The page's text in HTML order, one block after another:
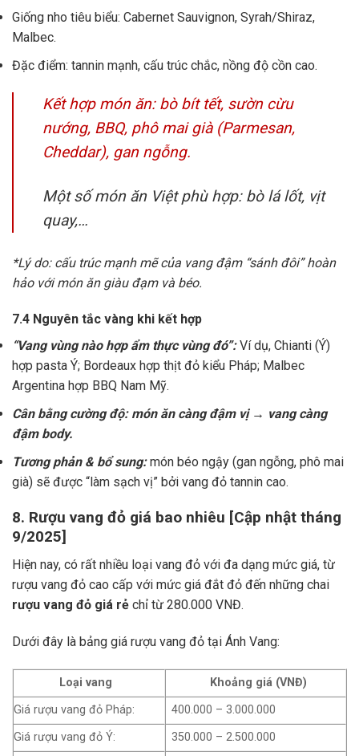
Giống nho tiêu biểu: Cabernet Sauvignon, Syrah/Shiraz,
Malbec.
Đặc điểm: tannin mạnh, cấu trúc chắc, nồng độ cồn cao.
Kết hợp món ăn: bò bít tết, sườn cừu
nướng, BBQ, phô mai già (Parmesan,
Cheddar), gan ngỗng.
Một số món ăn Việt phù hợp: bò lá lốt, vịt
quay,…
*Lý do: cấu trúc mạnh mẽ của vang đậm “sánh đôi” hoàn
hảo với món ăn giàu đạm và béo.
7.4 Nguyên tắc vàng khi kết hợp
“Vang vùng nào hợp ẩm thực vùng đó”:Ví dụ, Chianti (Ý)
hợp pasta Ý; Bordeaux hợp thịt đỏ kiểu Pháp; Malbec
Argentina hợp BBQ Nam Mỹ.
Cân bằng cường độ: món ăn càng đậm vị → vang càng
đậm body.
Tương phản & bổ sung:món béo ngậy (gan ngỗng, phô mai
già) sẽ được “làm sạch vị” bởi vang đỏ tannin cao.
8. Rượu vang đỏ giá bao nhiêu [Cập nhật tháng
9/2025]
Hiện nay, có rất nhiều loại vang đỏ với đa dạng mức giá, từ
rượu vang đỏ cao cấp với mức giá đắt đỏ đến những chai
rượu vang đỏ giá rẻ chỉ từ 280.000 VNĐ.
Dưới đây là bảng giá rượu vang đỏ tại Ánh Vang:
Loại vang
Khoảng giá (VNĐ)
Giá rượu vang đỏ Pháp:
400.000 – 3.000.000
Giá rượu vang đỏ Ý:
350.000 – 2.500.000